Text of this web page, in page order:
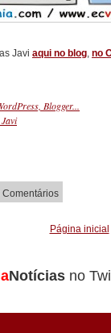
Javi aqui no blog, no
Comentários
Página inicial
Notícias no